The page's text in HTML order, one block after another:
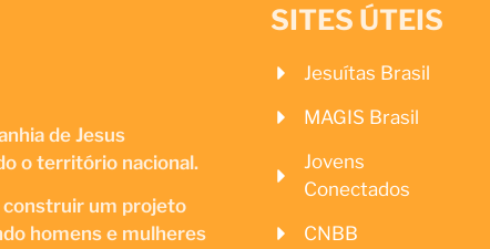
de Jesus
o território nacional.
construir um projeto
homens e mulheres
SITES ÚTEIS
Jesuítas Brasil
MAGIS Brasil
Jovens
Conectados
CNBB